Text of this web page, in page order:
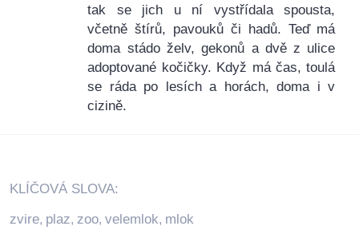
tak se jich u ní vystřídala spousta,
včetně štírů, pavouků či hadů. Teď má
doma stádo želv, gekonů a dvě z ulice
adoptované kočičky. Když má čas, toulá
se ráda po lesích a horách, doma i v
cizině.
KLÍČOVÁ SLOVA:
zvire, plaz, zoo, velemlok, mlok